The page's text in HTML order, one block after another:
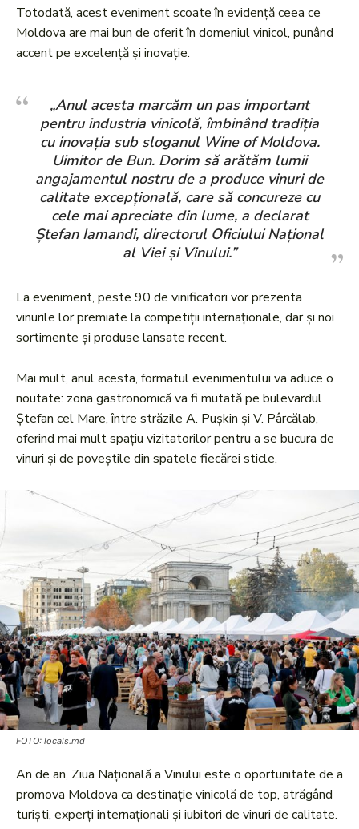
Totodată, acest eveniment scoate în evidență ceea ce
Moldova are mai bun de oferit în domeniul vinicol, punând
accent pe excelență și inovație.
„Anul acesta marcăm un pas important
pentru industria vinicolă, îmbinând tradiția
cu inovația sub sloganul Wine of Moldova.
Uimitor de Bun. Dorim să arătăm lumii
angajamentul nostru de a produce vinuri de
calitate excepțională, care să concureze cu
cele mai apreciate din lume, a declarat
Ștefan Iamandi, directorul Oficiului Național
al Viei și Vinului.”
La eveniment, peste 90 de vinificatori vor prezenta
vinurile lor premiate la competiții internaționale, dar și noi
sortimente și produse lansate recent.
Mai mult, anul acesta, formatul evenimentului va aduce o
noutate: zona gastronomică va fi mutată pe bulevardul
Ștefan cel Mare, între străzile A. Pușkin și V. Pârcălab,
oferind mai mult spațiu vizitatorilor pentru a se bucura de
vinuri și de poveștile din spatele fiecărei sticle.
FOTO: locals.md
An de an, Ziua Națională a Vinului este o oportunitate de a
promova Moldova ca destinație vinicolă de top, atrăgând
turiști, experți internaționali și iubitori de vinuri de calitate.